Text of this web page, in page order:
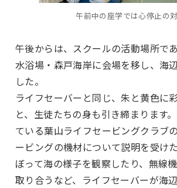
午前中の座学では心停止の
午後からは、スクールの活動場所で
水浴場・森戸海岸に会場を移し、海
した。
ライフセーバーと同じ、朱と黄色に
と、生徒たちの身も引き締まります
ている葉山ライフセービングクラブ
ービングの機材について説明を受け
ぼって海の様子を観察したり、無線
取り合うなど、ライフセーバーが海